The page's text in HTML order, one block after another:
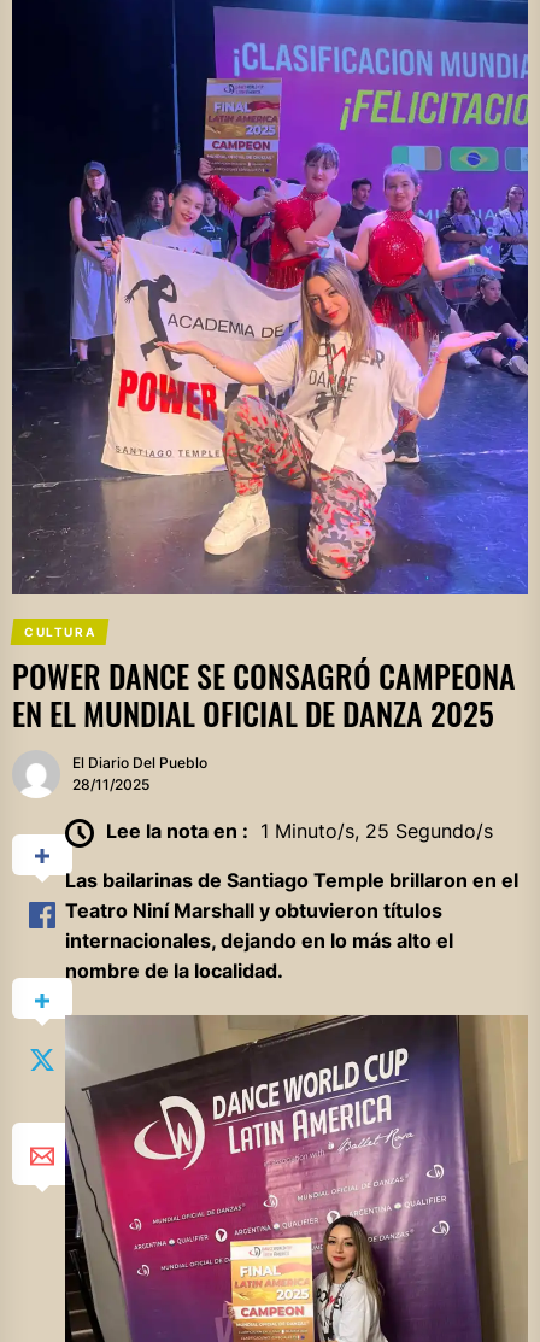
CULTURA
POWER DANCE SE CONSAGRÓ CAMPEONA
EN EL MUNDIAL OFICIAL DE DANZA 2025
El Diario Del Pueblo
28/11/2025
Lee la nota en : 1 Minuto/s, 25 Segundo/s
Las bailarinas de Santiago Temple brillaron en el
Teatro Niní Marshall y obtuvieron títulos
internacionales, dejando en lo más alto el
nombre de la localidad.